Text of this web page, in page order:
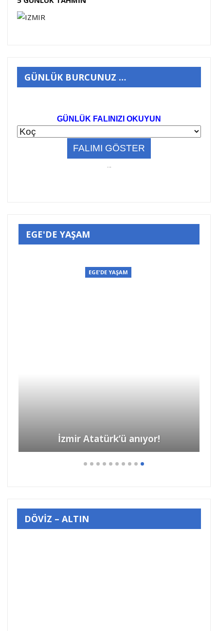
GÜNLÜK BURCUNUZ …
GÜNLÜK FALINIZI OKUYUN
...
EGE'DE YAŞAM
EGE'DE YAŞAM
İzmir Atatürk’ü anıyor!
DÖVİZ – ALTIN